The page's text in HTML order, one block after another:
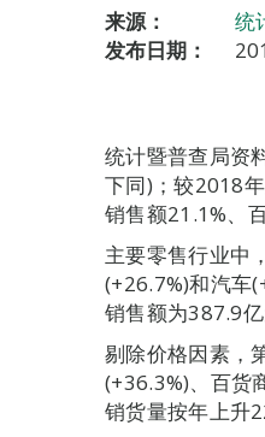
来源：
统
发布日期：
统计暨普查局资
下同)；较2018
销售额21.1%、
主要零售行业中
(+26.7%)和汽车
销售额为387.9亿
剔除价格因素，
(+36.3%)、百货
销货量按年上升